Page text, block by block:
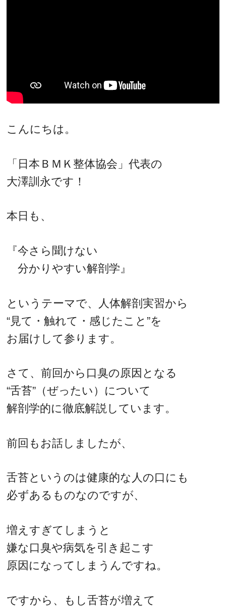
こんにちは。
「日本ＢＭＫ整体協会」代表の
大澤訓永です！
本日も、
『今さら聞けない
分かりやすい解剖学』
というテーマで、人体解剖実習から
“見て・触れて・感じたこと”を
お届けして参ります。
さて、前回から口臭の原因となる
“舌苔”（ぜったい）について
解剖学的に徹底解説しています。
前回もお話しましたが、
舌苔というのは健康的な人の口にも
必ずあるものなのですが、
増えすぎてしまうと
嫌な口臭や病気を引き起こす
原因になってしまうんですね。
ですから、もし舌苔が増えて